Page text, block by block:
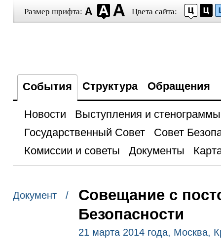
Размер шрифта: Цвета сайта:
События Структура Обращения
Новости
Выступления и стенограммы
Государственный Совет
Совет
Комиссии и советы
Документы
Документ /
Совещание с
Безопасности
21 марта 2014 года, Москва,